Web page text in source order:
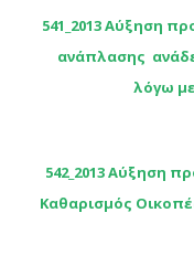
541_2013 Αύξηση
ανάπλασης 
λόγω
542_2013 Αύξηση
Καθαρισμός